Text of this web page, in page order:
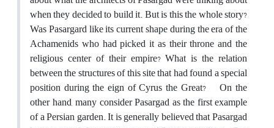
when they decided to build it. But is this the whole story?
Was Pasargard like its current shape during the era of the
Achamenids who had picked it as their throne and the
religious center of their empire? What is the relation
between the structures of this site that had found a special
position during the eign of Cyrus the Great? On the
other hand, many consider Pasargad as the first example
of a Persian garden. It is generally believed that Pasargad